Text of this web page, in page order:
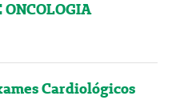
ONCOLOGIA
Cardiológicos